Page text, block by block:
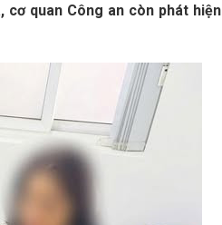
cơ quan Công an còn phát hiện